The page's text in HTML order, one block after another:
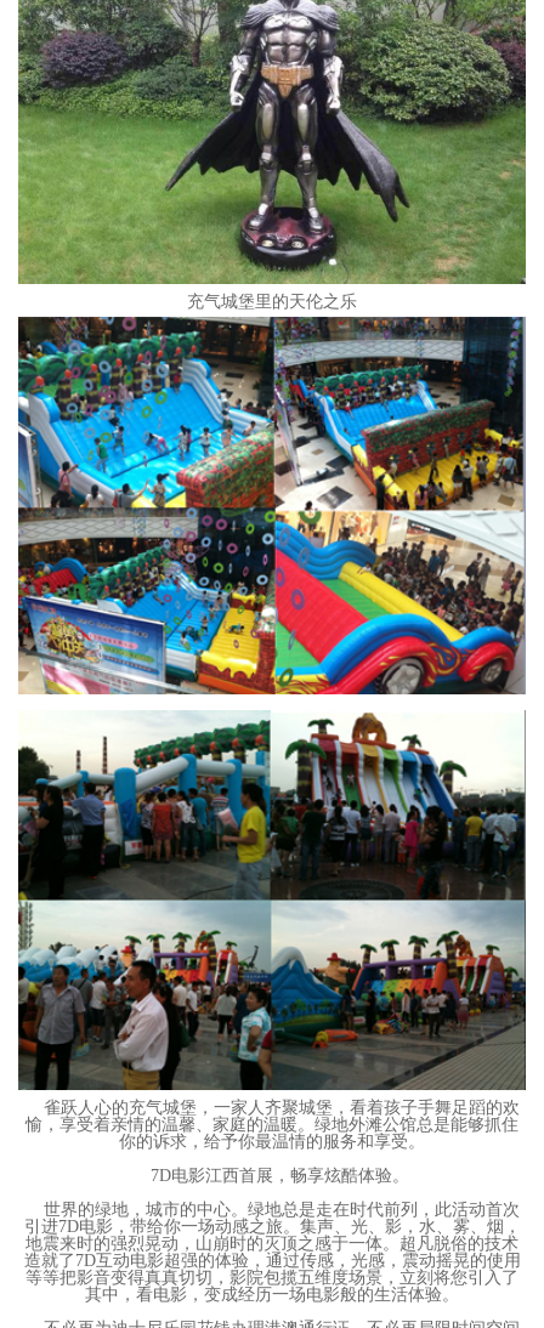
充气城堡里的天伦之乐
雀跃人心的充气城堡，一家人齐聚城堡，看着孩子手舞足蹈的欢
愉，享受着亲情的温馨、家庭的温暖。绿地外滩公馆总是能够抓住
你的诉求，给予你最温情的服务和享受。
7D电影江西首展，畅享炫酷体验。
世界的绿地，城市的中心。绿地总是走在时代前列，此活动首次
引进7D电影，带给你一场动感之旅。集声、光、影，水、雾、烟，
地震来时的强烈晃动，山崩时的灭顶之感于一体。超凡脱俗的技术
造就了7D互动电影超强的体验，通过传感，光感，震动摇晃的使用
等等把影音变得真真切切，影院包揽五维度场景，立刻将您引入了
其中，看电影，变成经历一场电影般的生活体验。